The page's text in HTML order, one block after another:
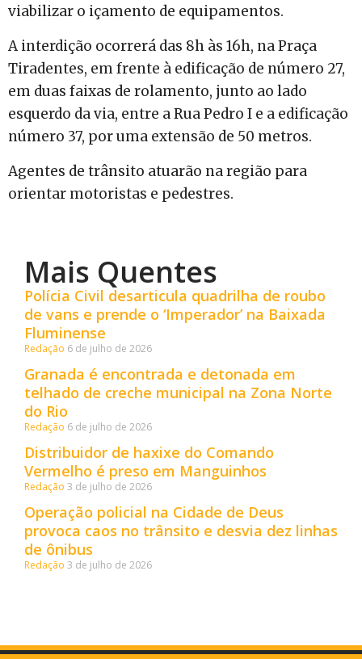
viabilizar o içamento de equipamentos.
A interdição ocorrerá das 8h às 16h, na Praça
Tiradentes, em frente à edificação de número 27,
em duas faixas de rolamento, junto ao lado
esquerdo da via, entre a Rua Pedro I e a edificação
número 37, por uma extensão de 50 metros.
Agentes de trânsito atuarão na região para
orientar motoristas e pedestres.
Mais Quentes
Polícia Civil desarticula quadrilha de roubo
de vans e prende o ‘Imperador’ na Baixada
Fluminense
Redação 6 de julho de 2026
Granada é encontrada e detonada em
telhado de creche municipal na Zona Norte
do Rio
Redação 6 de julho de 2026
Distribuidor de haxixe do Comando
Vermelho é preso em Manguinhos
Redação 3 de julho de 2026
Operação policial na Cidade de Deus
provoca caos no trânsito e desvia dez linhas
de ônibus
Redação 3 de julho de 2026